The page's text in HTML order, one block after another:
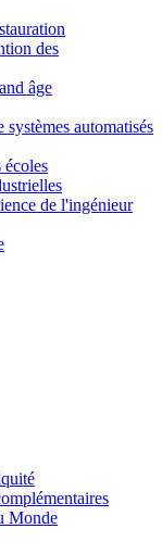
des
âge
automatisés
écoles
de l'ingénieur
Monde